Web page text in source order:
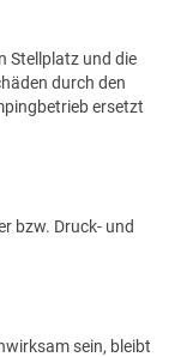
Stellplatz und die
durch den
ersetzt
bzw. Druck- und
sein, bleibt